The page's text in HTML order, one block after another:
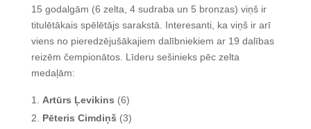
15 godalgām (6 zelta, 4 sudraba un 5 bronzas) viņš ir
titulētākais spēlētājs sarakstā
Interesanti, ka viņš ir arī
viens no pieredzējušākajiem dalībniekiem ar 19 dalības
reizēm čempionātos. Līderu sešinieks pēc zelta
medaļām:
Artūrs Ļevikins (6)
Pēteris Cimdiņš (3)